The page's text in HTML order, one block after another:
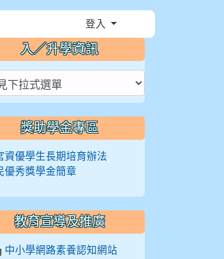
登入
入／升學資訊
獎助學金專區
資優學生長期培育辦法
優秀獎學金簡章
教育宣導及推廣
中小學網路素養認知網站